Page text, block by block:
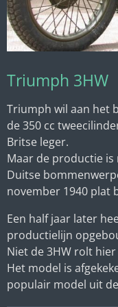
Triumph 3HW
Triumph wil aan het
de 350 cc
Britse leger.
Maar de productie
Duitse
november 1940 plat
Een half jaar later
productielijn
Niet de 3HW rolt
Het model is
populair model uit